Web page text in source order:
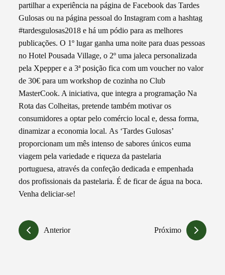
partilhar a experiência na página de Facebook das Tardes
Gulosas ou na página pessoal do Instagram com a hashtag
#tardesgulosas2018 e há um pódio para as melhores
publicações. O 1º lugar ganha uma noite para duas pessoas
no Hotel Pousada Village, o 2º uma jaleca personalizada
pela Xpepper e a 3ª posição fica com um voucher no valor
de 30€ para um workshop de cozinha no Club
MasterCook. A iniciativa, que integra a programação Na
Rota das Colheitas, pretende também motivar os
consumidores a optar pelo comércio local e, dessa forma,
dinamizar a economia local. As ‘Tardes Gulosas’
proporcionam um mês intenso de sabores únicos euma
viagem pela variedade e riqueza da pastelaria
portuguesa, através da confeção dedicada e empenhada
dos profissionais da pastelaria. É de ficar de água na boca.
Venha deliciar-se!
Anterior Próximo